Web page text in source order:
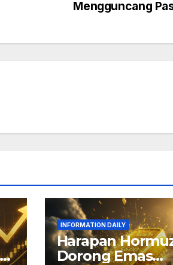
Mengguncang
INFORMATION DAILY
Harapan
Dorong Emas